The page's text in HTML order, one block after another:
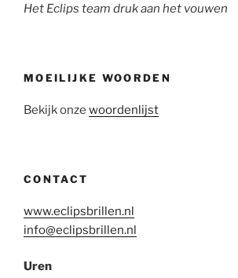
Het Eclips team druk aan het vouwen
MOEILIJKE WOORDEN
Bekijk onze woordenlijst
CONTACT
www.eclipsbrillen.nl
info@eclipsbrillen.nl
Uren